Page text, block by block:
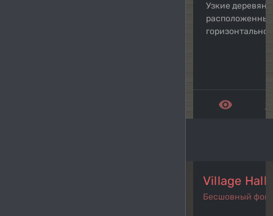
Узкие
расположенные
горизонтально
remove_red_eye
Village Hall
Бесшовный фон